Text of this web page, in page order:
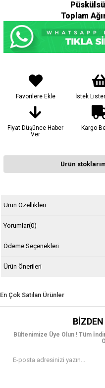
Toplam
Favorilere Ekle İstek
Fiyat Düşünce Haber
Ver
Kargo
Ürün
Ürün Özellikleri
Yorumlar(0)
Ödeme Seçenekleri
Ürün Önerileri
En Çok Satılan Ürünler
Bültenimize Üye Olun ! Tüm